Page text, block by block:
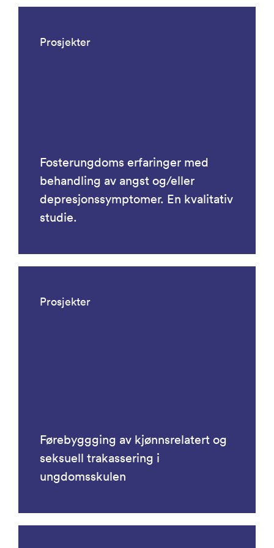
Prosjekter
Fosterungdoms erfaringer med
behandling av angst og/eller
depresjonssymptomer. En kvalitativ
studie.
Prosjekter
Førebyggging av kjønnsrelatert og
seksuell trakassering i
ungdomsskulen